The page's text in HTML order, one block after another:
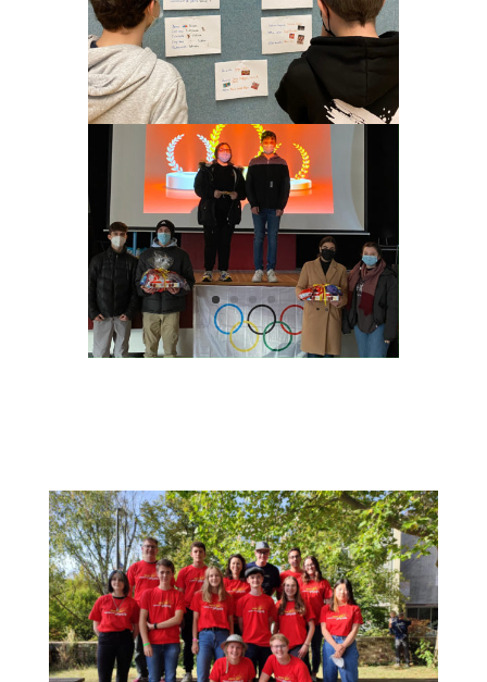
„exciting physics“ 2021
7. Dezember 2021|MINT,Wettbewerbe